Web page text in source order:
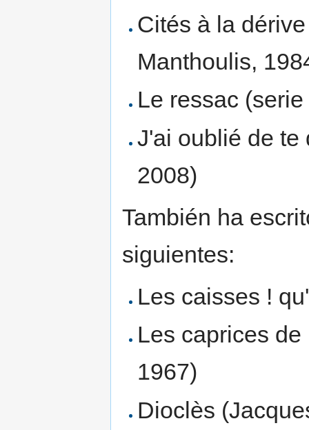
Cités à la
Manthoulis,
Le ressac
J'ai oublié de te
2008)
También ha
siguientes:
Les caisses !
Les caprices
1967)
Dioclès